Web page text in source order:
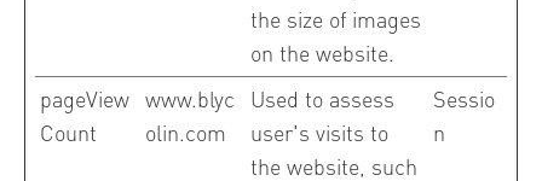
the size of images
on the website.
pageView
Count
www.blyc
olin.com
Used to assess
user's visits to
the website, such
Sessio
n